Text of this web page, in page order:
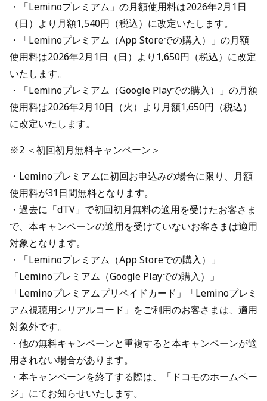
・「Leminoプレミアム」の月額使用料は2026年2月1日
（日）より月額1,540円（税込）に改定いたします。
・「Leminoプレミアム（App Storeでの購入）」の月額
使用料は2026年2月1日（日）より1,650円（税込）に改定
いたします。
・「Leminoプレミアム（Google Playでの購入）」の月額
使用料は2026年2月10日（火）より月額1,650円（税込）
に改定いたします。
※2 ＜初回初月無料キャンペーン＞
・Leminoプレミアムに初回お申込みの場合に限り、月額
使用料が31日間無料となります。
・過去に「dTV」で初回初月無料の適用を受けたお客さま
で、本キャンペーンの適用を受けていないお客さまは適用
対象となります。
・「Leminoプレミアム（App Storeでの購入）」
「Leminoプレミアム（Google Playでの購入）」
「Leminoプレミアムプリペイドカード」「Leminoプレミ
アム視聴用シリアルコード」をご利用のお客さまは、適用
対象外です。
・他の無料キャンペーンと重複すると本キャンペーンが適
用されない場合があります。
・本キャンペーンを終了する際は、「ドコモのホームペー
ジ」にてお知らせいたします。